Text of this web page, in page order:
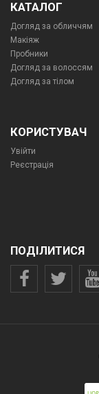
КАТАЛОГ
Догляд за обличчям
Макіяж
Пробники
Догляд за волоссям
Догляд за тілом
КОРИСТУВАЧ
Увійти
Реєстрація
ПОДІЛИТИСЯ